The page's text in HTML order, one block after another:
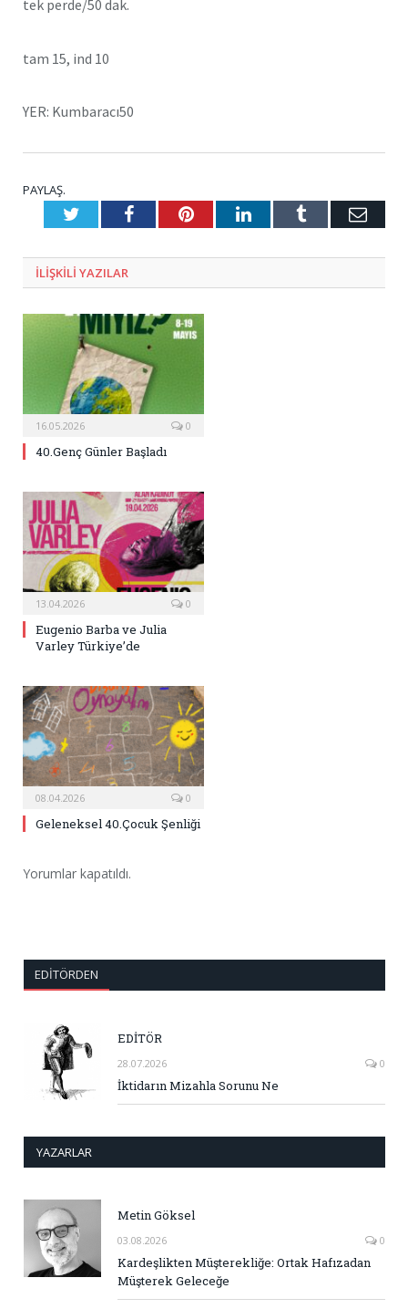
tek perde/50 dak.
tam 15, ind 10
YER: Kumbaracı50
PAYLAŞ.
TwitterFacebookPinterestLinkedInTumblr E-
ILIŞKILI YAZILAR
16.05.2026 0
40.Genç Günler Başladı
13.04.2026 0
Eugenio Barba ve Julia
Varley Türkiye’de
08.04.2026 0
Geleneksel 40.Çocuk Şenliği
Yorumlar kapatıldı.
EDITÖRDEN
EDİTÖR
28.07.2026 0
İktidarın Mizahla Sorunu Ne
YAZARLAR
Metin Göksel
03.08.2026 0
Kardeşlikten Müşterekliğe: Ortak Hafızadan
Müşterek Geleceğe